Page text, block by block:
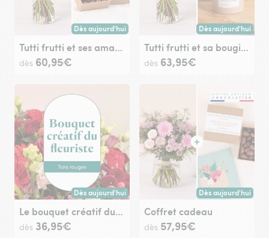
Dès aujourd'hui
Livraison dès aujourd'hui (pour toute commande passée
Tutti frutti et ses amandes au chocolat
dès 60,95€
Dès aujourd'hui
Livraison dès
Tutti frutti et sa bougie parfumée
dès 63,95€
Dès aujourd'hui
Livraison dès aujourd'hui (pour toute commande passée
Le bouquet créatif du fleuriste rouge
dès 36,95€
Dès aujourd'hui
Livraison dès
Coffret cadeau
dès 57,95€